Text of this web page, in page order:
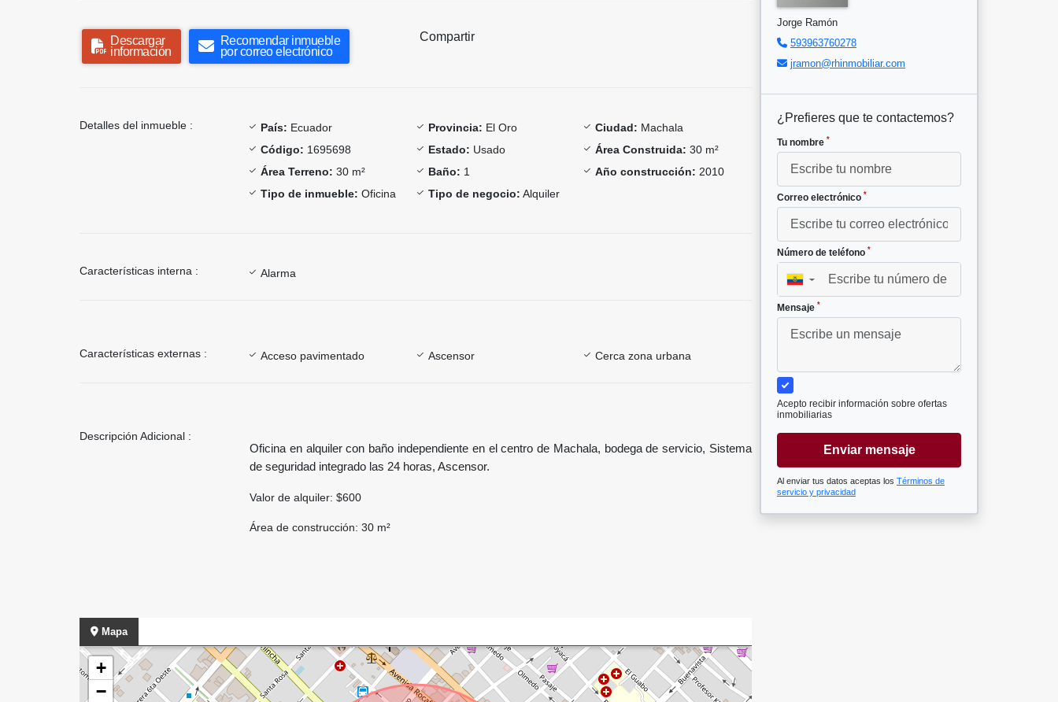
Descargar
información
Recomendar inmueble
por correo electrónico
Compartir
Detalles del inmueble : País: Ecuador Provincia: El Oro Ciudad: Machala
Código: 1695698 Estado: Usado Área Construida: 30 m²
Área Terreno: 30 m² Baño: 1 Año construcción: 2010
Tipo de inmueble: Oficina Tipo de negocio: Alquiler
Características interna : Alarma
Características externas : Acceso pavimentado Ascensor Cerca zona urbana
Descripción Adicional :
Oficina en alquiler con baño independiente en el centro de Machala, bodega de servicio, Sistema
de seguridad integrado las 24 horas, Ascensor.
Valor de alquiler: $600
Área de construcción: 30 m²
Mapa
+
−
Jorge Ramón
593963760278
jramon@rhinmobiliar.com
¿Prefieres que te contactemos?
Tu nombre *
Correo electrónico *
Número de teléfono *
▼
Mensaje *
Acepto recibir información sobre ofertas
inmobiliarias
Enviar mensaje
Al enviar tus datos aceptas los Términos de
servicio y privacidad